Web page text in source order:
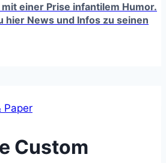
einer Prise infantilem Humor.
hier News und Infos zu seinen
Paper
Custom